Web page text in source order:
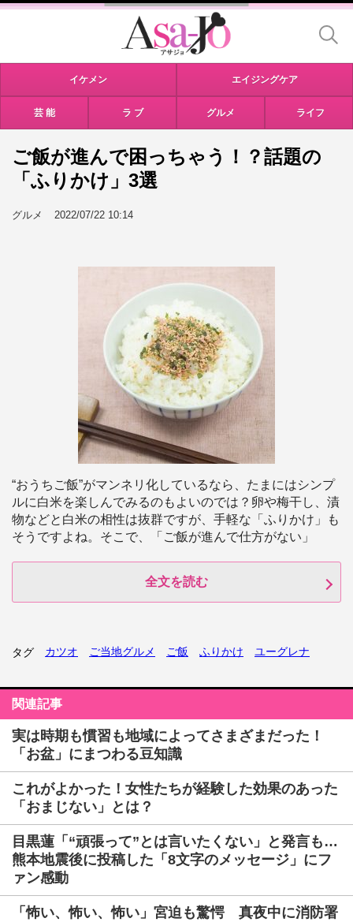
イケメン エイジングケア
芸 能 ラ ブ グルメ ライフ
ご飯が進んで困っちゃう！？話題の
「ふりかけ」3選
グルメ 2022/07/22 10:14
“おうちご飯”がマンネリ化しているなら、たまにはシンプ
ルに白米を楽しんでみるのもよいのでは？卵や梅干し、漬
物などと白米の相性は抜群ですが、手軽な「ふりかけ」も
そうですよね。そこで、「ご飯が進んで仕方がない」
全文を読む
タグ カツオ ご当地グルメ ご飯 ふりかけ ユーグレナ
関連記事
実は時期も慣習も地域によってさまざまだった！
「お盆」にまつわる豆知識
これがよかった！女性たちが経験した効果のあった
「おまじない」とは？
目黒蓮「“頑張って”とは言いたくない」と発言も…
熊本地震後に投稿した「8文字のメッセージ」にフ
ァン感動
「怖い、怖い、怖い」宮迫も驚愕 真夜中に消防署